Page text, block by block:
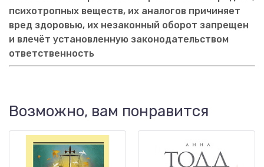
психотропных веществ, их аналогов причиняет
вред здоровью, их незаконный оборот запрещен
и влечёт установленную законодательством
ответственность
Возможно, вам понравится